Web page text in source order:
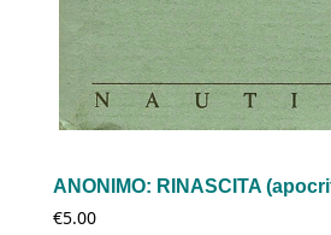
ANONIMO: RINASCITA
€5.00